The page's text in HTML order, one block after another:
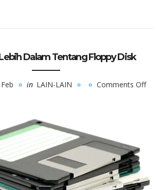
Dalam Tentang Floppy Disk
in LAIN-LAIN
Comments Off